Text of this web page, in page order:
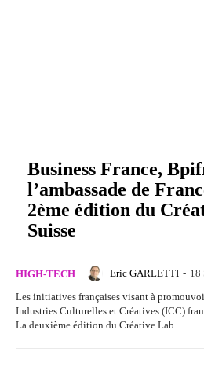
Business France,
l’ambassade de
2ème édition du
Suisse
HIGH-TECH Eric GARLETTI - 18
Les initiatives françaises visant à
Industries Culturelles et Créatives (ICC)
La deuxième édition du Créative Lab...